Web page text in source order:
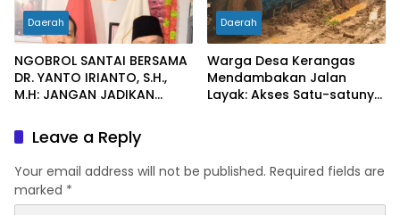
Daerah
NGOBROL SANTAI BERSAMA
DR. YANTO IRIANTO, S.H.,
M.H: JANGAN JADIKAN
SEBAGAI KUNCI PINTU
KELUAR DARI JERATAN
HUKUM PIDANA KORUPSI
Daerah
Warga Desa Kerangas
Mendambakan Jalan
Layak: Akses Satu-satunya
Kesehatan
Leave a Reply
Your email address will not be published. Required fields are
marked *